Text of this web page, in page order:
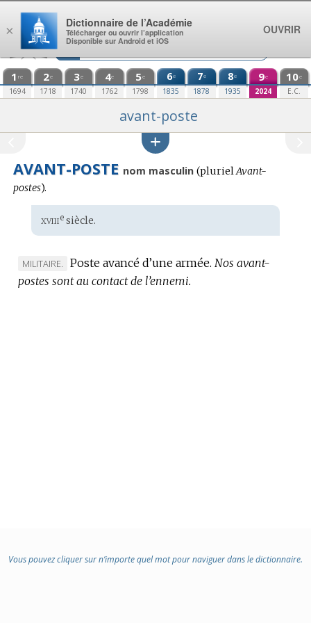
Aller au contenu
1 re
1694
2e
1718
3e
1740
4e
1762
5e
1798
6e
1835
7e
1878
8e
1935
9e
2024
10e
E.C.
avant-poste
AVANT-POSTE nom masculin (plurielAvant-
postes).
Étymologie
:
xviiiesiècle.
MARQUE
DE
MILITAIRE. Poste avancé d’une armée. Nos avant-
postes sont au contact de l’ennemi.
Vous pouvez cliquer sur n’importe quel mot pour naviguer dans le dictionnaire.
×
Dictionnaire de l’Académie
Télécharger ou ouvrir l’application
Disponible sur Android et iOS
OUVRIR